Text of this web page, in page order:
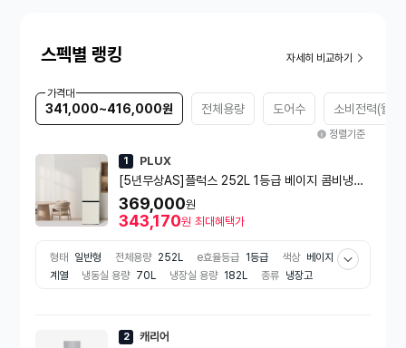
스펙별 랭킹 자세히 비교하기
가격대
341,000~416,000원 전체용량 도어수 소비전력(월)
정렬기준
1 PLUX
[5년무상AS]플럭스 252L 1등급 베이지 콤비냉장
고 PLX-RF252BG [252L,베이지]
369,000원
343,170원 최대혜택가
형태 일반형 전체용량 252L e효율등급 1등급 색상 베이지
계열
냉동실 용량 70L 냉장실 용량 182L 종류 냉장고
2 캐리어